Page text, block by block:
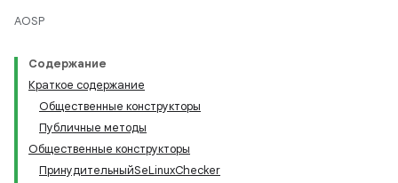
AOSP
Содержание
Краткое содержание
Общественные конструкторы
Публичные методы
Общественные конструкторы
ПринудительныйSeLinuxChecker